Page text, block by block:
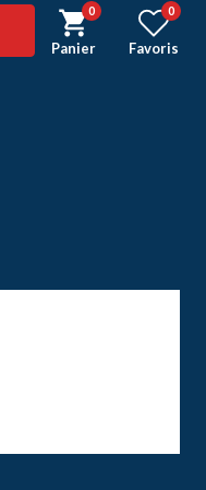
0
Panier
0
Favoris